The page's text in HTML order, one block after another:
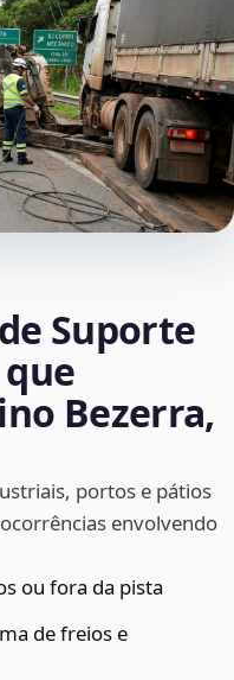
Suporte
Bezerra,
portos e pátios
envolvendo
ou fora da pista
de freios e